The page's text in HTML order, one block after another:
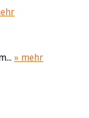
» mehr